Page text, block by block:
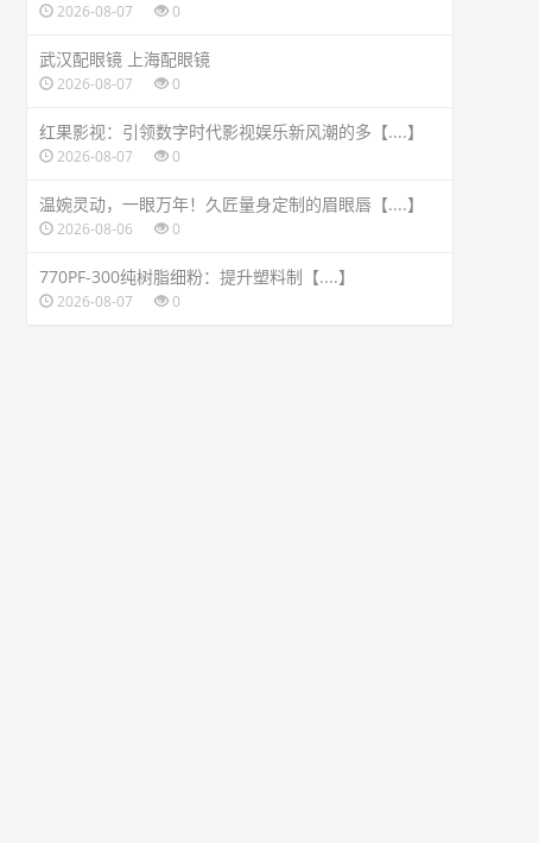
2026-08-07 0
武汉配眼镜 上海配眼镜
2026-08-07 0
红果影视：引领数字时代影视娱乐新风潮的多【....】
2026-08-07 0
温婉灵动，一眼万年！久匠量身定制的眉眼唇【....】
2026-08-06 0
770PF-300纯树脂细粉：提升塑料制【....】
2026-08-07 0